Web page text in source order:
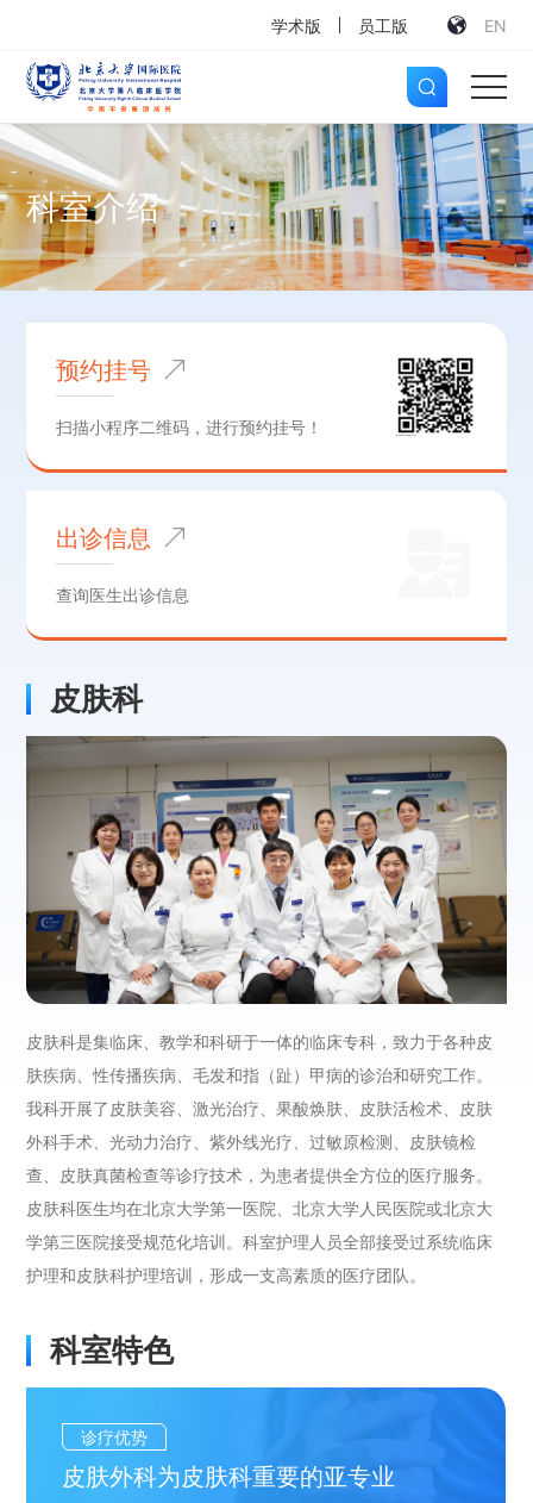
学术版 员工版 EN
科室介绍
预约挂号
扫描小程序二维码，进行预约挂号！
出诊信息
查询医生出诊信息
皮肤科
皮肤科是集临床、教学和科研于一体的临床专科，致力于各种皮
肤疾病、性传播疾病、毛发和指（趾）甲病的诊治和研究工作。
我科开展了皮肤美容、激光治疗、果酸焕肤、皮肤活检术、皮肤
外科手术、光动力治疗、紫外线光疗、过敏原检测、皮肤镜检
查、皮肤真菌检查等诊疗技术，为患者提供全方位的医疗服务。
皮肤科医生均在北京大学第一医院、北京大学人民医院或北京大
学第三医院接受规范化培训。科室护理人员全部接受过系统临床
护理和皮肤科护理培训，形成一支高素质的医疗团队。
科室特色
诊疗优势
皮肤外科为皮肤科重要的亚专业